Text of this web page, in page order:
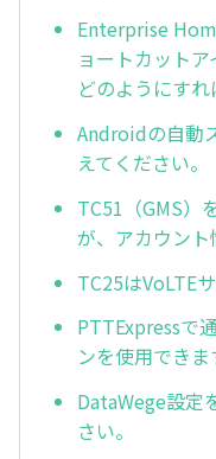
Enterprise
ョートカットア
どのようにす
Androidの自動
えてください。
TC51（GMS）
が、アカウント
TC25はVoLTE
PTTExpressで
ンを使用できま
DataWege設定
さい。